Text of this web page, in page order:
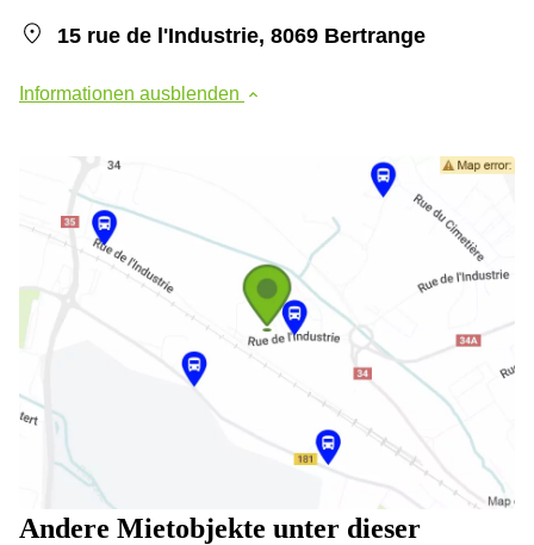
15 rue de l'Industrie, 8069 Bertrange
Informationen ausblenden
Andere Mietobjekte unter dieser